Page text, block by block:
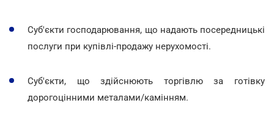
Суб'єкти господарювання, що надають посередницькі
послуги при купівлі-продажу нерухомості.
Суб'єкти, що здійснюють торгівлю за готівку
дорогоцінними металами/камінням.